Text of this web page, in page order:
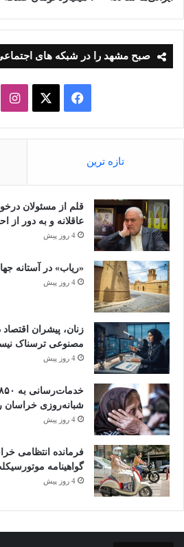
صبح مشهد را در شبکه های اجتماعی
فیسبوک ایکس
تازه ترین
قلم از مسئولان
عاقلانه و به دور از
4 روز پیش
«ریاب» در آستانه
4 روز پیش
زنان، پیشران
مصنوعی ترسناک
4 روز پیش
شبانه‌روزی
4 روز پیش
فرمانده انتظامی
گواهینامه
4 روز پیش